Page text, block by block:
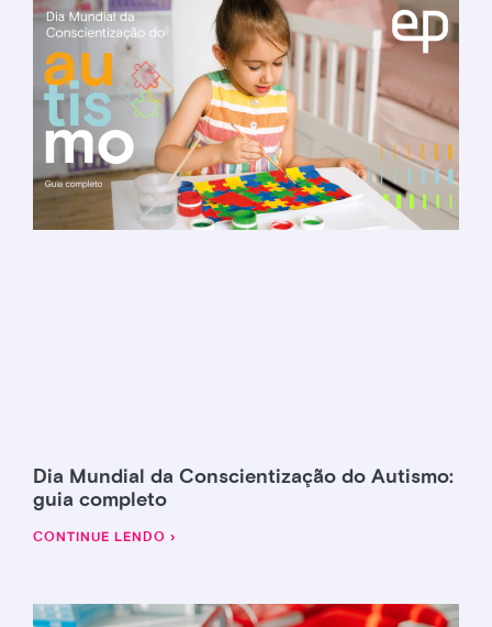
Dia Mundial da Conscientização do Autismo:
guia completo
CONTINUE LENDO ›